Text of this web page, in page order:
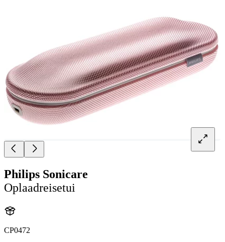
Philips Sonicare
Oplaadreisetui
CP0472